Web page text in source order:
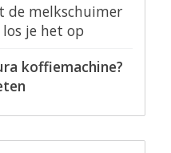
de melkschuimer
los je het op
koffiemachine?